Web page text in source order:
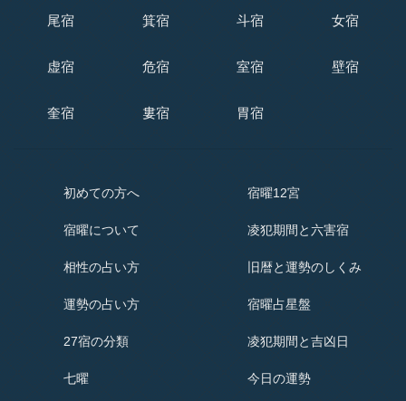
尾宿 箕宿 斗宿 女宿
虚宿 危宿 室宿 壁宿
奎宿 婁宿 胃宿
初めての方へ
宿曜について
相性の占い方
運勢の占い方
27宿の分類
七曜
宿曜12宮
凌犯期間と六害宿
旧暦と運勢のしくみ
宿曜占星盤
凌犯期間と吉凶日
今日の運勢